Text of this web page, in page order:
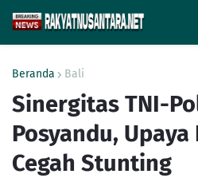
Beranda Bali
Sinergitas TNI-
Posyandu, Upaya
Cegah Stunting